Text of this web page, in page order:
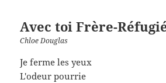
Avec toi Frère-
Chloe Douglas
Je ferme les yeux
L'odeur pourrie